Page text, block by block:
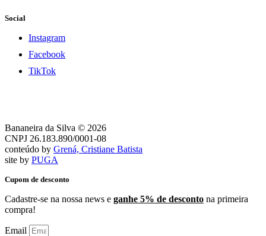
Social
Instagram
Facebook
TikTok
Bananeira da Silva © 2026
CNPJ 26.183.890/0001-08
conteúdo by Grená, Cristiane Batista
site by PUGA
Cupom de desconto
Cadastre-se na nossa news e ganhe 5% de desconto na primeira
compra!
Email